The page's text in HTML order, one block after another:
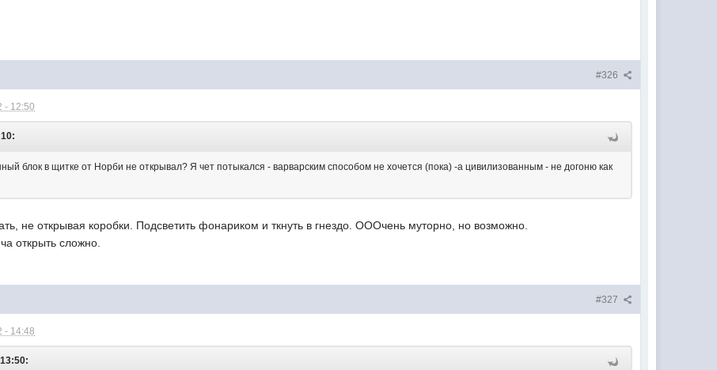
#326
- 12:50
блок в щитке от Норби не открывал? Я чет потыкался - варварским способом не хочется (пока) -а цивилизованным - не догоню как
не открывая коробки. Подсветить фонариком и ткнуть в гнездо. ОООчень муторно, но возможно.
открыть сложно.
#327
- 14:48